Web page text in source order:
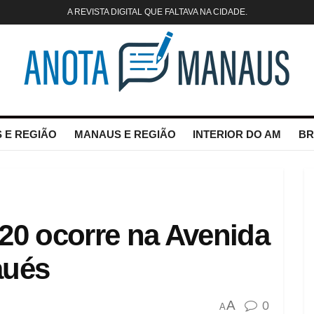
A REVISTA DIGITAL QUE FALTAVA NA CIDADE.
E REGIÃO MANAUS E REGIÃO INTERIOR DO AM
ocorre na Avenida
AA 0